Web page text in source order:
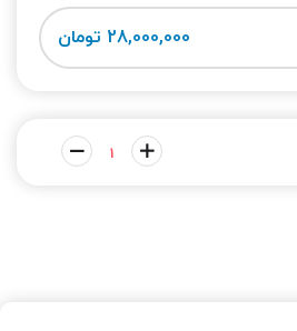
28,000,000 تومان